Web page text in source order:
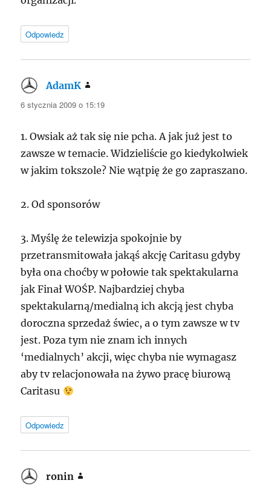
Odpowiedz
AdamK
6 stycznia 2009 o 15:19
1. Owsiak aż tak się nie pcha. A jak już jest to
zawsze w temacie. Widzieliście go kiedykolwiek
w jakim tokszole? Nie wątpię że go zapraszano.
2. Od sponsorów
3. Myślę że telewizja spokojnie by
przetransmitowała jakąś akcję Caritasu gdyby
była ona choćby w połowie tak spektakularna
jak Finał WOŚP. Najbardziej chyba
spektakularną/medialną ich akcją jest chyba
doroczna sprzedaż świec, a o tym zawsze w tv
jest. Poza tym nie znam ich innych
‘medialnych’ akcji, więc chyba nie wymagasz
aby tv relacjonowała na żywo pracę biurową
Caritasu
Odpowiedz
ronin